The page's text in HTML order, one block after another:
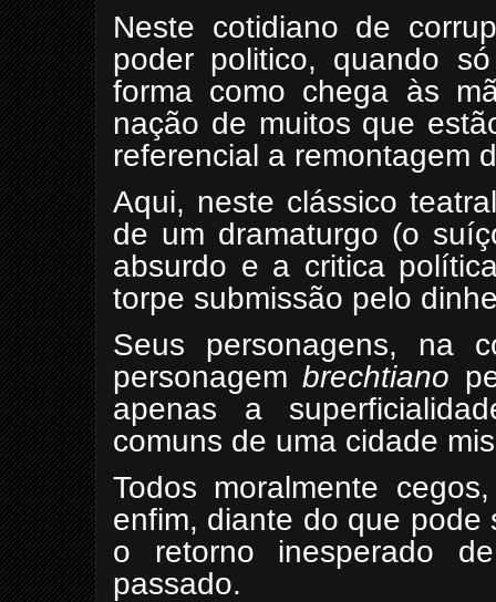
Neste cotidiano de
poder politico, quando
forma como chega às
nação de muitos que
referencial a remontagem
Aqui, neste clássico
de um dramaturgo (o
absurdo e a critica
torpe submissão pelo
Seus personagens, na
personagembrechtiano
apenas a
comuns de uma cidade
Todos moralmente
enfim, diante do que pode
o retorno inesperado
passado.